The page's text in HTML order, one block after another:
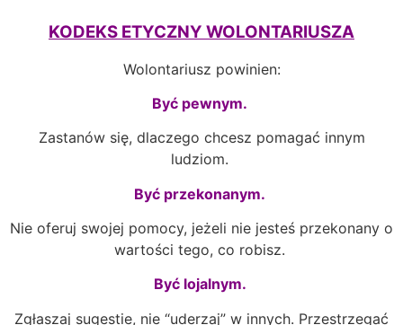
KODEKS ETYCZNY WOLONTARIUSZA
Wolontariusz powinien:
Być pewnym.
Zastanów się, dlaczego chcesz pomagać innym
ludziom.
Być przekonanym.
Nie oferuj swojej pomocy, jeżeli nie jesteś przekonany o
wartości tego, co robisz.
Być lojalnym.
Zgłaszaj sugestie, nie “uderzaj” w innych. Przestrzegać